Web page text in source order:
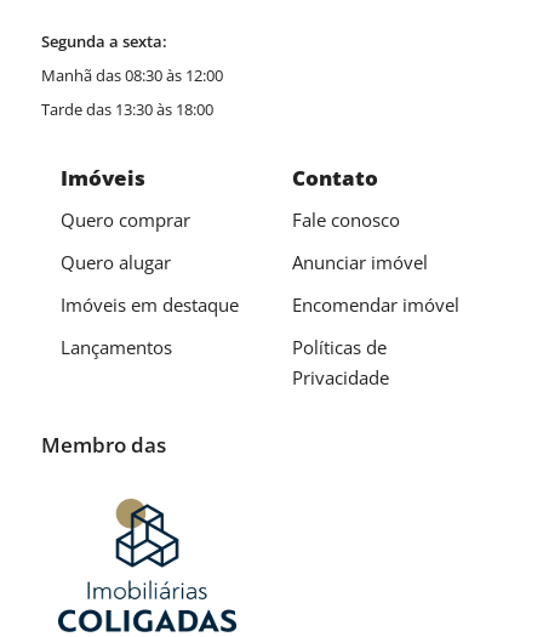
Segunda a sexta:
Manhã das 08:30 às 12:00
Tarde das 13:30 às 18:00
Imóveis
Quero comprar
Quero alugar
Imóveis em destaque
Lançamentos
Contato
Fale conosco
Anunciar imóvel
Encomendar imóvel
Políticas de
Privacidade
Membro das